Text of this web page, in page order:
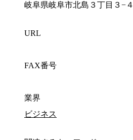
岐阜県岐阜市北島３丁目３−４
URL
FAX番号
業界
ビジネス